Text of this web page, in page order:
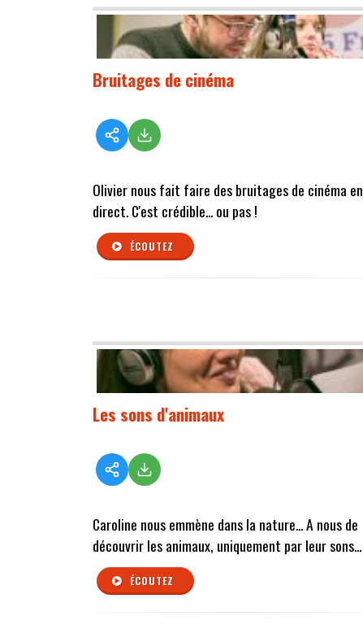
Bruitages de cinéma
Olivier nous fait faire des bruitages de cinéma en
direct. C'est crédible... ou pas !
ÉCOUTEZ
Les sons d'animaux
Caroline nous emmène dans la nature... A nous de
découvrir les animaux, uniquement par leur sons...
ÉCOUTEZ